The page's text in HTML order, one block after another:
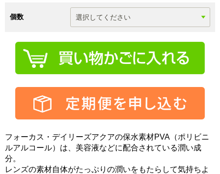
個数
フォーカス・デイリーズアクアの保水素材PVA（ポリビニ
ルアルコール）は、美容液などに配合されている潤い成
分。
レンズの素材自体がたっぷりの潤いをもたらして気持ちよ